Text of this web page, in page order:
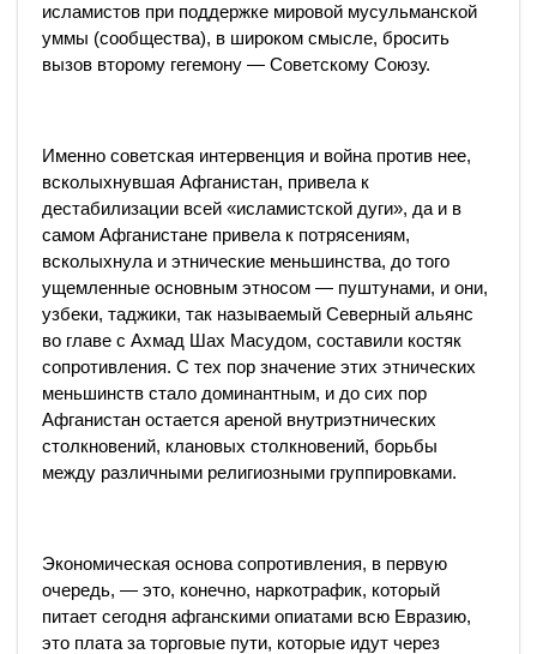
исламистов при поддержке мировой мусульманской
уммы (сообщества), в широком смысле, бросить
вызов второму гегемону — Советскому Союзу.
Именно советская интервенция и война против нее,
всколыхнувшая Афганистан, привела к
дестабилизации всей «исламистской дуги», да и в
самом Афганистане привела к потрясениям,
всколыхнула и этнические меньшинства, до того
ущемленные основным этносом — пуштунами, и они,
узбеки, таджики, так называемый Северный альянс
во главе с Ахмад Шах Масудом, составили костяк
сопротивления. С тех пор значение этих этнических
меньшинств стало доминантным, и до сих пор
Афганистан остается ареной внутриэтнических
столкновений, клановых столкновений, борьбы
между различными религиозными группировками.
Экономическая основа сопротивления, в первую
очередь, — это, конечно, наркотрафик, который
питает сегодня афганскими опиатами всю Евразию,
это плата за торговые пути, которые идут через